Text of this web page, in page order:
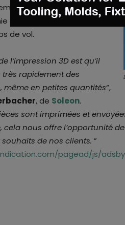
légères, afin de
de la batterie et
de vol.
l’impression 3D est qu’il
rapidement des
même en petites quantités“,
, de Soleon.
sont imprimées et
cela nous offre l’opportunité
de nos clients. ”
pagead/js/